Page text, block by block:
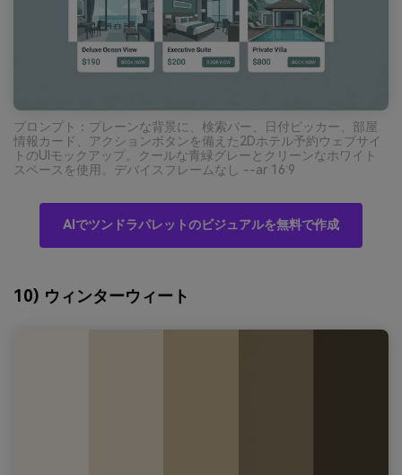
プロンプト：プレーンな背景に、検索バー、日付ピッカー、部屋
情報カード、アクションボタンを備えた2Dホテル予約ウェブサイ
トのUIモックアップ。クールな青緑グレーとクリーンなホワイト
スペースを使用。デバイスフレームなし --ar 16:9
AIでツンドラパレットのビジュアルを無料で作成
10) ウィンターウィート